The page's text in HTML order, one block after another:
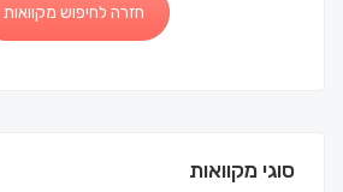
חזרה לחיפוש מקוואות
סוגי מקוואות